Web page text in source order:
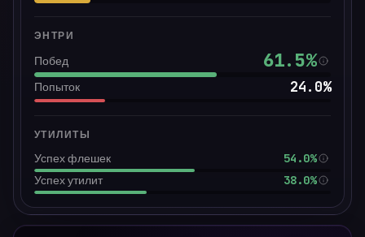
ЭНТРИ
Побед 61.5%
Попыток 24.0%
УТИЛИТЫ
Успех флешек
54.0%
Успех утилит
38.0%